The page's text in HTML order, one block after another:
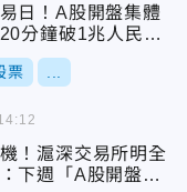
日！A股開盤集體
分鐘破1兆人民
票
！滬深交易所明全
下週「A股開盤即